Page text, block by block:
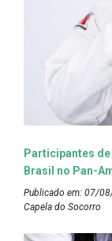
Participantes
Brasil no Pan-
Publicado em: 07/
Capela do Socorro